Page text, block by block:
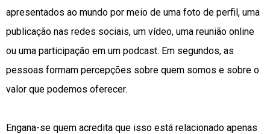
apresentados ao mundo por meio de uma foto de perfil, uma
publicação nas redes sociais, um vídeo, uma reunião online
ou uma participação em um podcast. Em segundos, as
pessoas formam percepções sobre quem somos e sobre o
valor que podemos oferecer.
Engana-se quem acredita que isso está relacionado apenas